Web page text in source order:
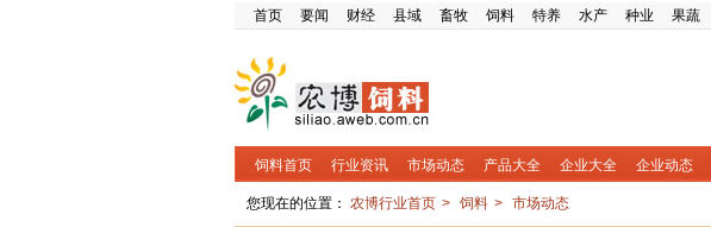
首页 要闻 财经 县域 畜牧 饲料 特养 水产 种业 果蔬
饲料首页 行业资讯 市场动态 产品大全 企业大全 企业动态
您现在的位置： 农博行业首页 > 饲料 > 市场动态